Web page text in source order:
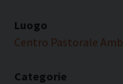
Luogo
Centro Pastorale
Categorie